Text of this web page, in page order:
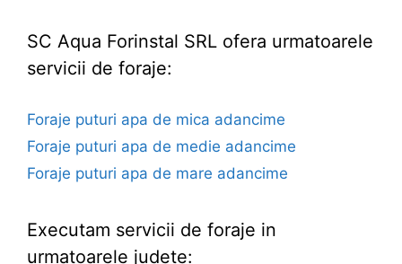
SC Aqua Forinstal SRL ofera urmatoarele
servicii de foraje:
Foraje puturi apa de mica adancime
Foraje puturi apa de medie adancime
Foraje puturi apa de mare adancime
Executam servicii de foraje in
urmatoarele judete: